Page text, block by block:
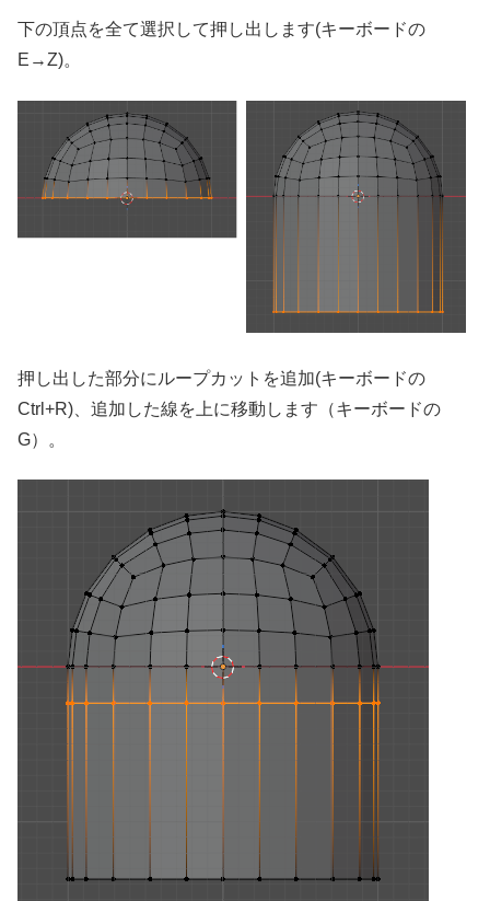
下の頂点を全て選択して押し出します(キーボードの
E→Z)。
押し出した部分にループカットを追加(キーボードの
Ctrl+R)、追加した線を上に移動します（キーボードの
G）。